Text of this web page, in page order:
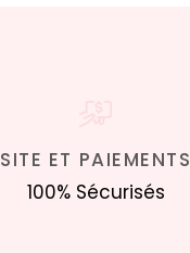
SITE ET PAIEMENTS
100% Sécurisés